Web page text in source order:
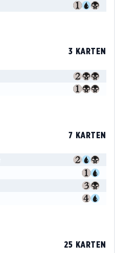
3 KARTEN
7 KARTEN
25 KARTEN